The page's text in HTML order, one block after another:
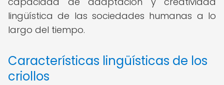
lingüística de las sociedades humanas a lo
largo del tiempo.
Características lingüísticas de los
criollos